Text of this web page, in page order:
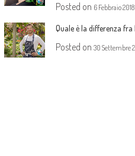
Posted on 6 Febbraio 2018
Quale è la differenza fra
Posted on 30 Settembre